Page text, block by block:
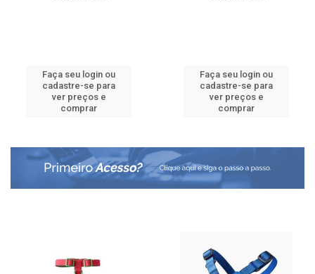
Faça seu login ou
cadastre-se para
ver preços e
comprar
Faça seu login ou
cadastre-se para
ver preços e
comprar